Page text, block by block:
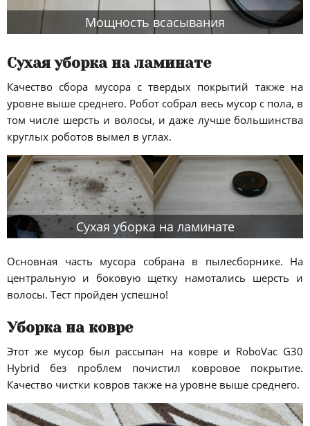
Мощность всасывания
Сухая уборка на ламинате
Качество сбора мусора с твердых покрытий также на
уровне выше среднего. Робот собрал весь мусор с пола, в
том числе шерсть и волосы, и даже лучше большинства
круглых роботов вымел в углах.
Сухая уборка на ламинате
Основная часть мусора собрана в пылесборнике. На
центральную и боковую щетку намотались шерсть и
волосы. Тест пройден успешно!
Уборка на ковре
Этот же мусор был рассыпан на ковре и RoboVac G30
Hybrid без проблем почистил ковровое покрытие.
Качество чистки ковров также на уровне выше среднего.